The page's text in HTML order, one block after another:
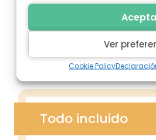
Ver
Cookie Policy
Todo incluido